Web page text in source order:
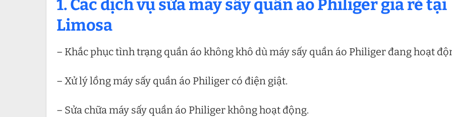
1. Các dịch vụ sửa máy sấy quần áo Philiger giá rẻ tại
Limosa
– Khắc phục tình trạng quần áo không khô dù máy sấy quần áo Philiger đang hoạt
– Xử lý lồng máy sấy quần áo Philiger có điện giật.
– Sửa chữa máy sấy quần áo Philiger không hoạt động.